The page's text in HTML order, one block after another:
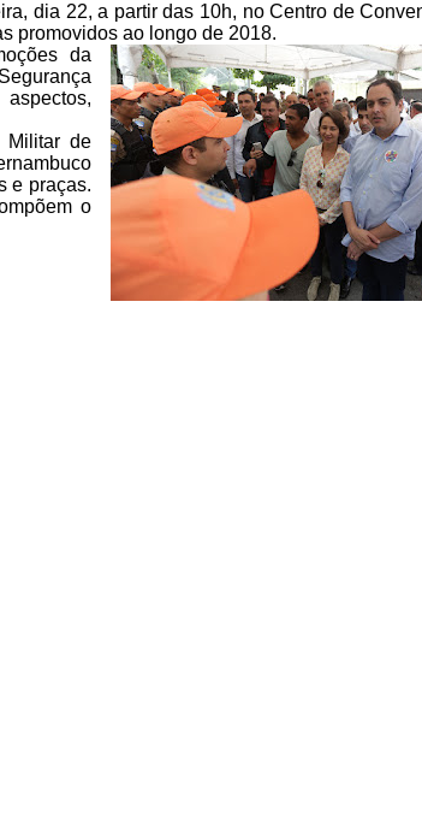
dia 22, a partir das 10h, no Centro de
promovidos ao longo de 2018.
da
Militar de
e praças.
o